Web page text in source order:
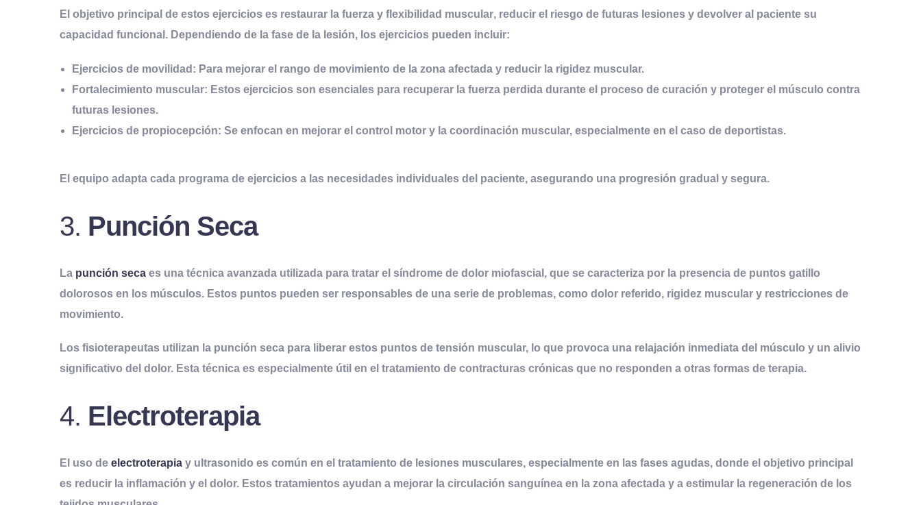
El objetivo principal de estos ejercicios es restaurar la fuerza y flexibilidad muscular, reducir el riesgo de futuras lesiones y devolver al paciente su
capacidad funcional. Dependiendo de la fase de la lesión, los ejercicios pueden incluir:
Ejercicios de movilidad : Para mejorar el rango de movimiento de la zona afectada y reducir la rigidez muscular.
Fortalecimiento muscular: Estos ejercicios son esenciales para recuperar la fuerza perdida durante el proceso de curación y proteger el músculo contra
futuras lesiones.
Ejercicios de propiocepción: Se enfocan en mejorar el control motor y la coordinación muscular, especialmente en el caso de deportistas.
El equipo adapta cada programa de ejercicios a las necesidades individuales del paciente, asegurando una progresión gradual y segura.
3. Punción Seca
La punción seca es una técnica avanzada utilizada para tratar el síndrome de dolor miofascial , que se caracteriza por la presencia de puntos gatillo
dolorosos en los músculos. Estos puntos pueden ser responsables de una serie de problemas, como dolor referido, rigidez muscular y restricciones de
movimiento.
Los fisioterapeutas utilizan la punción seca para liberar estos puntos de tensión muscular, lo que provoca una relajación inmediata del músculo y un alivio
significativo del dolor. Esta técnica es especialmente útil en el tratamiento de contracturas crónicas que no responden a otras formas de terapia.
4. Electroterapia
El uso de electroterapia y ultrasonido es común en el tratamiento de lesiones musculares, especialmente en las fases agudas, donde el objetivo principal
es reducir la inflamación y el dolor. Estos tratamientos ayudan a mejorar la circulación sanguínea en la zona afectada y a estimular la regeneración de los